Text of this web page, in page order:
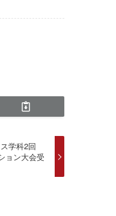
学科2回
ョン大会受